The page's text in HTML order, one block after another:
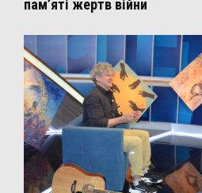
пам’яті жертв війни